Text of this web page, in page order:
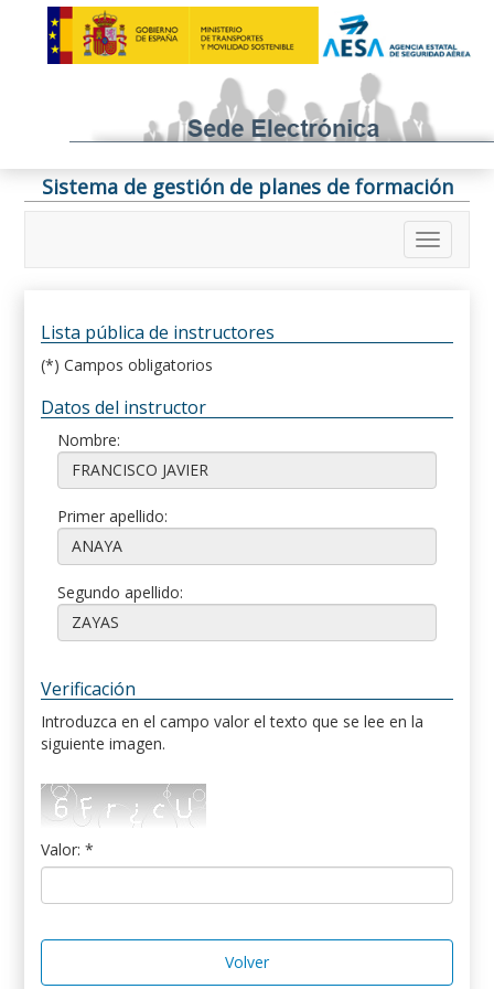
Sistema de gestión de planes de formación
Lista pública de instructores
(*) Campos obligatorios
Datos del instructor
Nombre:
Primer apellido:
Segundo apellido:
Verificación
Introduzca en el campo valor el texto que se lee en la
siguiente imagen.
Valor: *
Volver